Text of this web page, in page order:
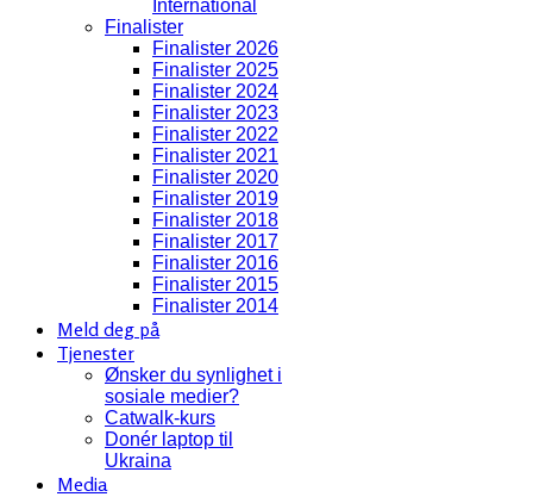
International
Finalister
Finalister 2026
Finalister 2025
Finalister 2024
Finalister 2023
Finalister 2022
Finalister 2021
Finalister 2020
Finalister 2019
Finalister 2018
Finalister 2017
Finalister 2016
Finalister 2015
Finalister 2014
Meld deg på
Tjenester
Ønsker du synlighet i
sosiale medier?
Catwalk-kurs
Donér laptop til
Ukraina
Media